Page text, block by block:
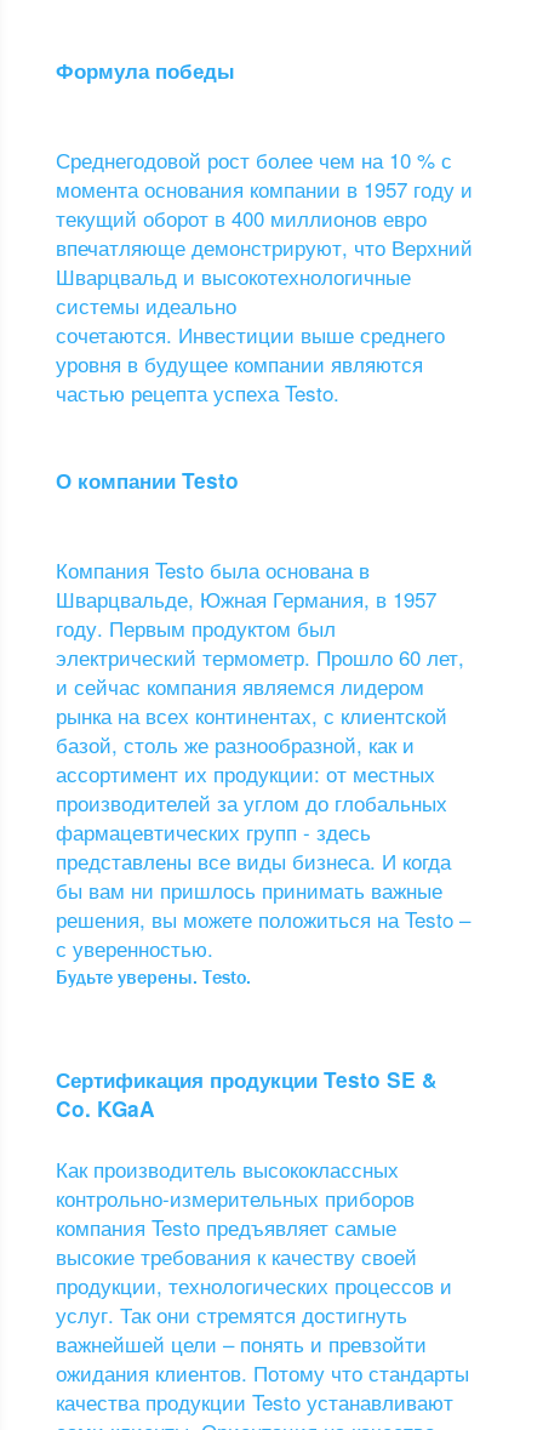
Формула победы
Среднегодовой рост более чем на 10 % с
момента основания компании в 1957 году и
текущий оборот в 400 миллионов евро
впечатляюще демонстрируют, что Верхний
Шварцвальд и высокотехнологичные
системы идеально
сочетаются. Инвестиции выше среднего
уровня в будущее компании являются
частью рецепта успеха Testo.
О компании Testo
Компания Testo была основана в
Шварцвальде, Южная Германия, в 1957
году. Первым продуктом был
электрический термометр. Прошло 60 лет,
и сейчас компания являемся лидером
рынка на всех континентах, с клиентской
базой, столь же разнообразной, как и
ассортимент их продукции: от местных
производителей за углом до глобальных
фармацевтических групп - здесь
представлены все виды бизнеса. И когда
бы вам ни пришлось принимать важные
решения, вы можете положиться на Testo –
с уверенностью.
Будьте уверены. Testo.
Сертификация продукции Testo SE &
Co. KGaA
Как производитель высококлассных
контрольно-измерительных приборов
компания Testo предъявляет самые
высокие требования к качеству своей
продукции, технологических процессов и
услуг. Так они стремятся достигнуть
важнейшей цели – понять и превзойти
ожидания клиентов. Потому что стандарты
качества продукции Testo устанавливают